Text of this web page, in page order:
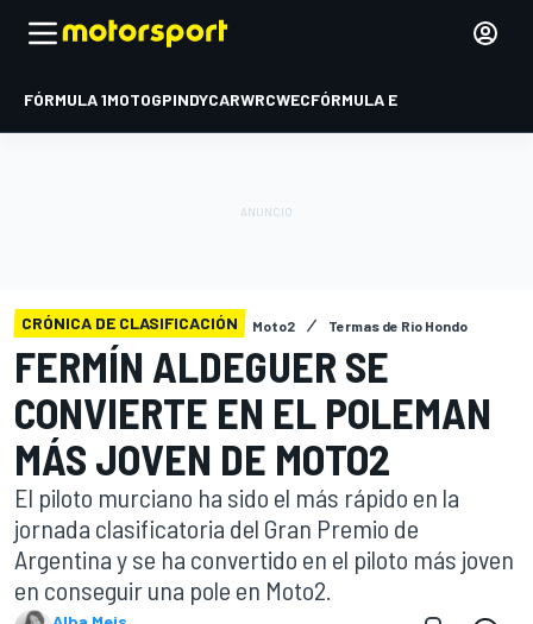
FÓRMULA 1MOTOGPINDYCARWRCWECFÓRMULA E
CRÓNICA DE CLASIFICACIÓN Moto2 Termas de Rio Hondo
FERMÍN ALDEGUER SE
CONVIERTE EN EL POLEMAN
MÁS JOVEN DE MOTO2
El piloto murciano ha sido el más rápido en la
jornada clasificatoria del Gran Premio de
Argentina y se ha convertido en el piloto más joven
en conseguir una pole en Moto2.